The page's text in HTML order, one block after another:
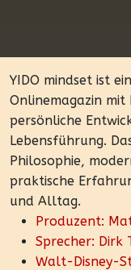
YIDO mindset ist
Onlinemagazin
persönliche
Lebensführung.
Philosophie,
praktische
und Alltag.
Produzent:
Sprecher: Dirk
Walt-Disney-